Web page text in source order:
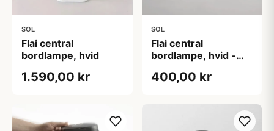
SOL
Flai central
bordlampe, hvid
1.590,00 kr
SOL
Flai central
bordlampe, hvid -
400,00 kr